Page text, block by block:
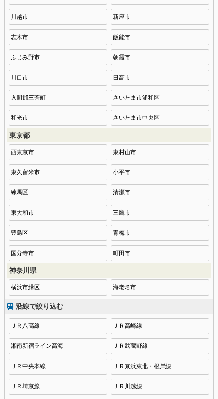
川越市 新座市
志木市 飯能市
ふじみ野市 朝霞市
川口市 日高市
入間郡三芳町 さいたま市浦和区
和光市 さいたま市中央区
東京都
西東京市 東村山市
東久留米市 小平市
練馬区 清瀬市
東大和市 三鷹市
豊島区 青梅市
国分寺市 町田市
神奈川県
横浜市緑区 海老名市
沿線で絞り込む
ＪＲ八高線 ＪＲ高崎線
湘南新宿ライン高海 ＪＲ武蔵野線
ＪＲ中央本線 ＪＲ京浜東北・根岸線
ＪＲ埼京線 ＪＲ川越線